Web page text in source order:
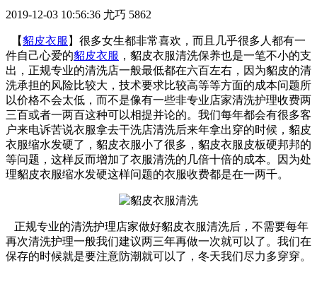
2019-12-03 10:56:36 尤巧 5862
【貂皮衣服 】很多女生都非常喜欢，而且几乎很多人都有一
件自己心爱的貂皮衣服 ，貂皮衣服清洗保养也是一笔不小的支
出，正规专业的清洗店一般最低都在六百左右，因为貂皮的清
洗承担的风险比较大，技术要求比较高等等方面的成本问题所
以价格不会太低，而不是像有一些非专业店家清洗护理收费两
三百或者一两百这种可以相提并论的。我们每年都会有很多客
户来电诉苦说衣服拿去干洗店清洗后来年拿出穿的时候，貂皮
衣服缩水发硬了，貂皮衣服小了很多，貂皮衣服皮板硬邦邦的
等问题，这样反而增加了衣服清洗的几倍十倍的成本。因为处
理貂皮衣服缩水发硬这样问题的衣服收费都是在一两千。
正规专业的清洗护理店家做好貂皮衣服清洗后，不需要每年
再次清洗护理一般我们建议两三年再做一次就可以了。我们在
保存的时候就是要注意防潮就可以了，冬天我们尽力多穿穿。